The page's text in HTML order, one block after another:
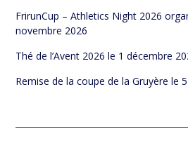
FrirunCup – Athletics Night 2026
novembre 2026
Thé de l’Avent 2026 le 1 décembre
Remise de la coupe de la Gruyère le